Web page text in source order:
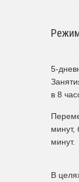
5-
в 8
минут.
В